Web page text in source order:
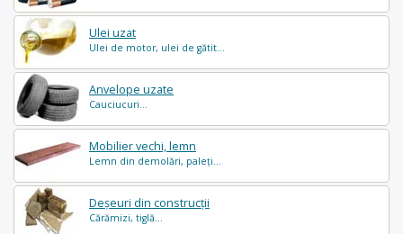
Ulei uzat
Ulei de motor, ulei de gătit...
Anvelope uzate
Cauciucuri...
Mobilier vechi, lemn
Lemn din demolări, paleți...
Deșeuri din construcții
Cărămizi, tiglă...